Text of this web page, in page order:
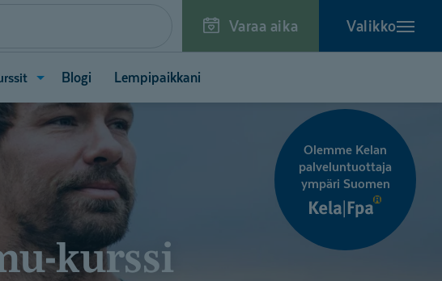
Varaa aika Valikko
Avaa
(Sopeutumisvalmennukset
ja
Blogi Lempipaikkani
Olemme Kelan
palveluntuottaja
ympäri Suomen
kurssi